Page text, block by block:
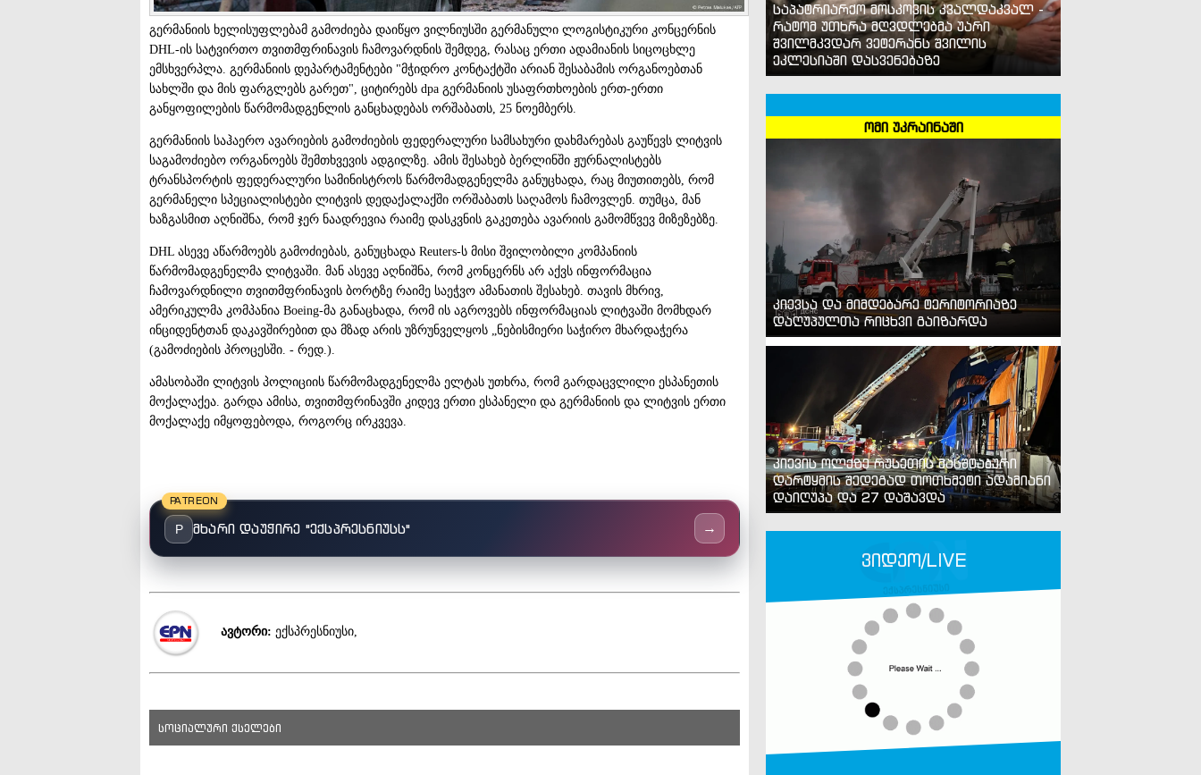
გერმანიის ხელისუფლებამ გამოძიება დაიწყო ვილნიუსში გერმანული ლოგისტიკური კონცერნის
DHL-ის სატვირთო თვითმფრინავის ჩამოვარდნის შემდეგ, რასაც ერთი ადამიანის სიცოცხლე
ემსხვერპლა. გერმანიის დეპარტამენტები "მჭიდრო კონტაქტში არიან შესაბამის ორგანოებთან
სახლში და მის ფარგლებს გარეთ", ციტირებს dpa გერმანიის უსაფრთხოების ერთ-ერთი
განყოფილების წარმომადგენლის განცხადებას ორშაბათს, 25 ნოემბერს.
გერმანიის საჰაერო ავარიების გამოძიების ფედერალური სამსახური დახმარებას გაუწევს ლიტვის
საგამოძიებო ორგანოებს შემთხვევის ადგილზე. ამის შესახებ ბერლინში ჟურნალისტებს
ტრანსპორტის ფედერალური სამინისტროს წარმომადგენელმა განუცხადა, რაც მიუთითებს, რომ
გერმანელი სპეციალისტები ლიტვის დედაქალაქში ორშაბათს საღამოს ჩამოვლენ. თუმცა, მან
ხაზგასმით აღნიშნა, რომ ჯერ ნაადრევია რაიმე დასკვნის გაკეთება ავარიის გამომწვევ მიზეზებზე.
DHL ასევე აწარმოებს გამოძიებას, განუცხადა Reuters-ს მისი შვილობილი კომპანიის
წარმომადგენელმა ლიტვაში. მან ასევე აღნიშნა, რომ კონცერნს არ აქვს ინფორმაცია
ჩამოვარდნილი თვითმფრინავის ბორტზე რაიმე საეჭვო ამანათის შესახებ. თავის მხრივ,
ამერიკულმა კომპანია Boeing-მა განაცხადა, რომ ის აგროვებს ინფორმაციას ლიტვაში მომხდარ
ინციდენტთან დაკავშირებით და მზად არის უზრუნველყოს „ნებისმიერი საჭირო მხარდაჭერა
(გამოძიების პროცესში. - რედ.).
ამასობაში ლიტვის პოლიციის წარმომადგენელმა ელტას უთხრა, რომ გარდაცვლილი ესპანეთის
მოქალაქეა. გარდა ამისა, თვითმფრინავში კიდევ ერთი ესპანელი და გერმანიის და ლიტვის ერთი
მოქალაქე იმყოფებოდა, როგორც ირკვევა.
PATREON
P მხარი დაუჭირე "ექსპრესნიუსს" →
ავტორი: ექსპრესნიუსი,
სოციალური ქსელები
საპატრიარქო მოსკოვის კვალდაკვალ -
რატომ უთხრა მღვდლებმა უარი
შვილმკვდარ ვეტერანს შვილის
ეკლესიაში დასვენებაზე
ომი უკრაინაში
კიევსა და მიმდებარე ტერიტორიაზე
დაღუპულთა რიცხვი გაიზარდა
კიევის ოლქზე რუსეთის მასშტაბური
დარტყმის შედეგად თოთხმეტი ადამიანი
დაიღუპა და 27 დაშავდა
ვიდეო/LIVE